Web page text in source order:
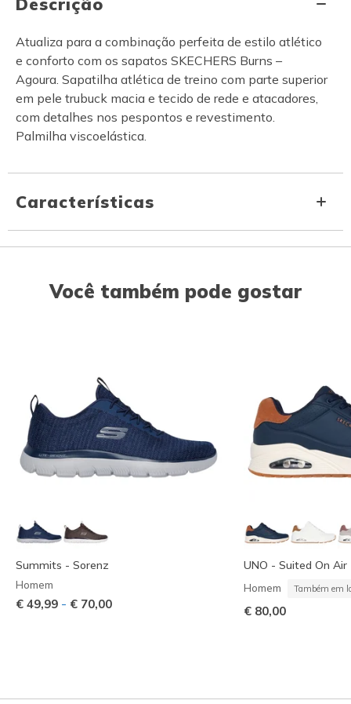
Atualiza para a combinação perfeita de estilo atlético
e conforto com os sapatos SKECHERS Burns –
Agoura. Sapatilha atlética de treino com parte superior
em pele trubuck macia e tecido de rede e atacadores,
com detalhes nos pespontos e revestimento.
Palmilha viscoelástica.
Características
Você também pode gostar
Summits - Sorenz
Homem
€ 49,99 - € 70,00
UNO - Suited On Air
Homem Também em
€ 80,00